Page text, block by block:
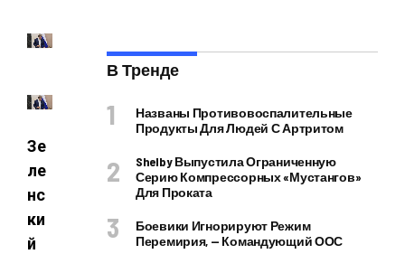
Зе
ле
нс
ки
й
В Тренде
Названы Противовоспалительные
Продукты Для Людей С Артритом
Shelby Выпустила Ограниченную
Серию Компрессорных «Мустангов»
Для Проката
Боевики Игнорируют Режим
Перемирия, — Командующий ООС